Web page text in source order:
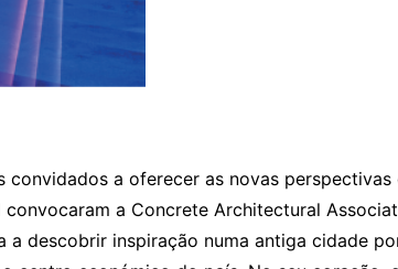
a oferecer as novas perspectivas
a Concrete Architectural
a descobrir inspiração numa antiga cidade